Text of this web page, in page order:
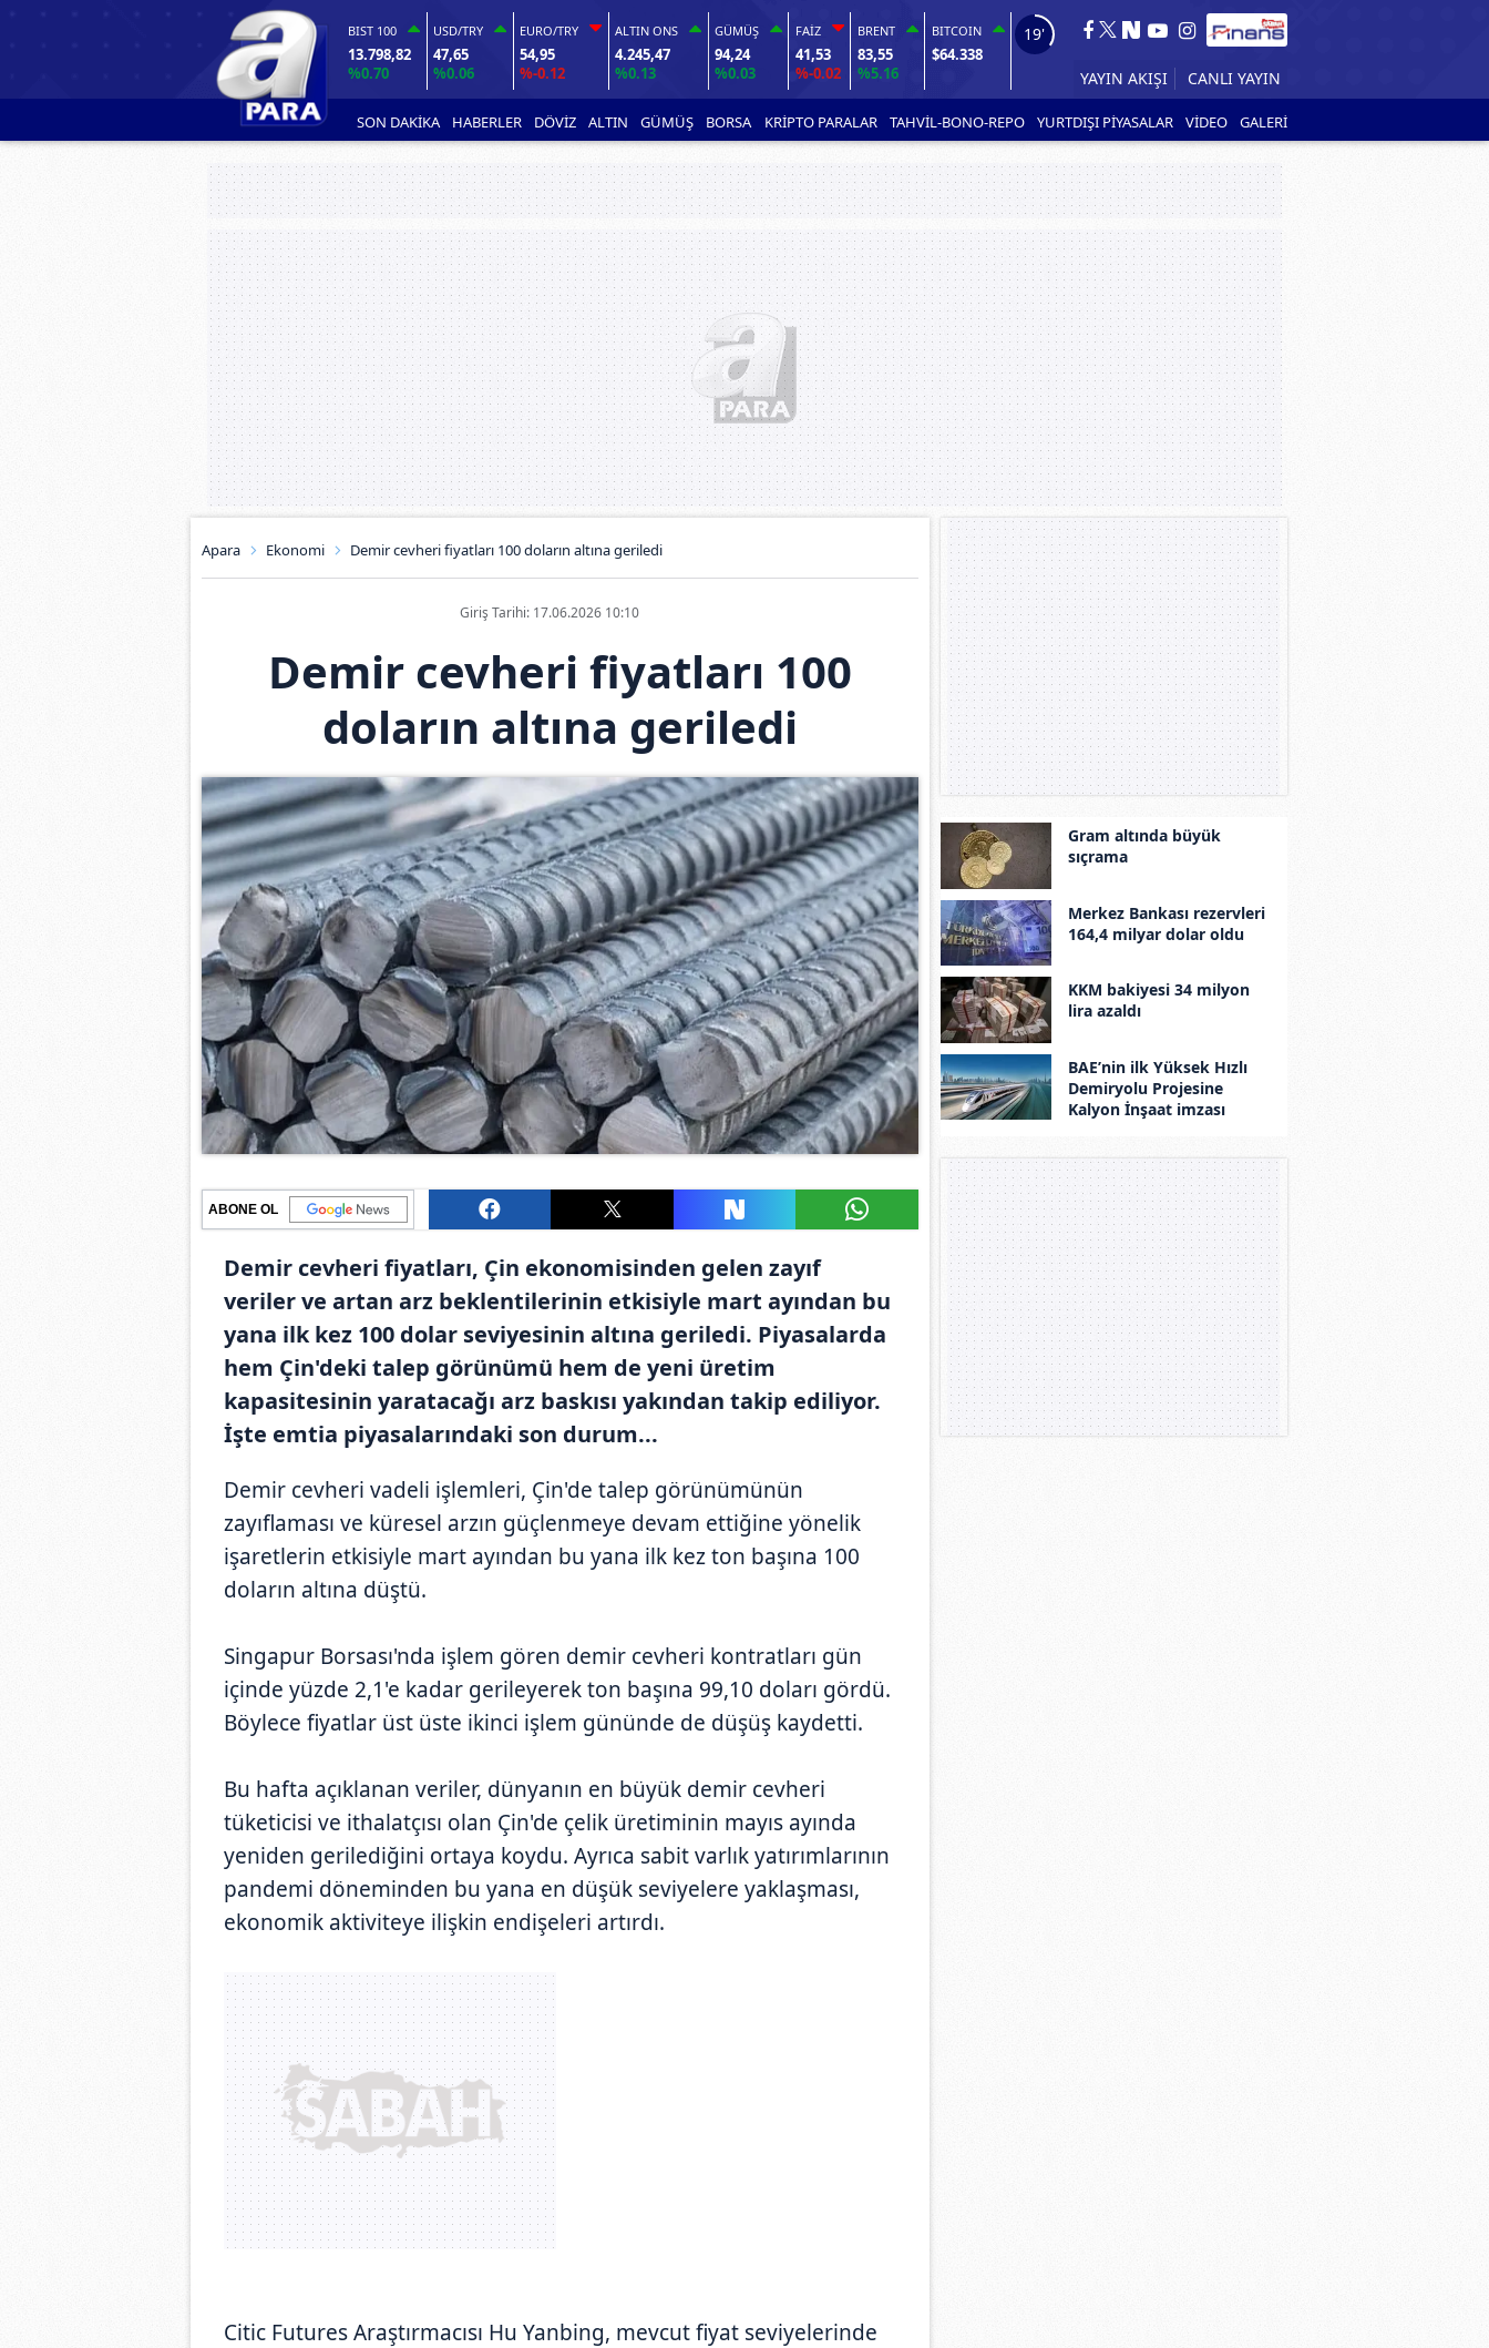
BIST 100
13.798,82
%0.70
USD/TRY
47,65
%0.06
EURO/TRY
54,95
%-0.12
ALTIN ONS
4.245,47
%0.13
GÜMÜŞ
94,24
%0.03
FAİZ
41,53
%-0.02
BRENT
83,55
%5.16
BITCOIN
$64.338
18'
YAYIN AKIŞI CANLI YAYIN
SON DAKİKA HABERLER DÖVİZ ALTIN GÜMÜŞ BORSA KRİPTO PARALAR TAHVİL-BONO-REPO YURTDIŞI PİYASALAR VİDEO GALERİ
Apara Ekonomi Demir cevheri fiyatları 100 doların altına geriledi
Giriş Tarihi: 17.06.2026 10:10
Demir cevheri fiyatları 100
doların altına geriledi
ABONE OL
Demir cevheri fiyatları, Çin ekonomisinden gelen zayıf
veriler ve artan arz beklentilerinin etkisiyle mart ayından bu
yana ilk kez 100 dolar seviyesinin altına geriledi. Piyasalarda
hem Çin'deki talep görünümü hem de yeni üretim
kapasitesinin yaratacağı arz baskısı yakından takip ediliyor.
İşte emtia piyasalarındaki son durum...
Demir cevheri vadeli işlemleri, Çin'de talep görünümünün
zayıflaması ve küresel arzın güçlenmeye devam ettiğine yönelik
işaretlerin etkisiyle mart ayından bu yana ilk kez ton başına 100
doların altına düştü.
Singapur Borsası'nda işlem gören demir cevheri kontratları gün
içinde yüzde 2,1'e kadar gerileyerek ton başına 99,10 doları gördü.
Böylece fiyatlar üst üste ikinci işlem gününde de düşüş kaydetti.
Bu hafta açıklanan veriler, dünyanın en büyük demir cevheri
tüketicisi ve ithalatçısı olan Çin'de çelik üretiminin mayıs ayında
yeniden gerilediğini ortaya koydu. Ayrıca sabit varlık yatırımlarının
pandemi döneminden bu yana en düşük seviyelere yaklaşması,
ekonomik aktiviteye ilişkin endişeleri artırdı.
Citic Futures Araştırmacısı Hu Yanbing, mevcut fiyat seviyelerinde
Gram altında büyük
sıçrama
Merkez Bankası rezervleri
164,4 milyar dolar oldu
KKM bakiyesi 34 milyon
lira azaldı
BAE’nin ilk Yüksek Hızlı
Demiryolu Projesine
Kalyon İnşaat imzası